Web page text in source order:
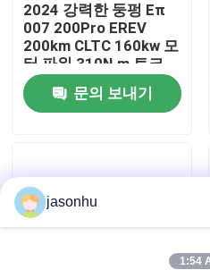
연락처
견적 요청
순수한 전기 자동차
2024 강력한 둥펑 Eπ
007 200Pro EREV
200km CLTC 160kw 모
터 파워 310N.m 토크
7.2s 0-100km/h 가속
문의 보내기
jasonhu
1:54